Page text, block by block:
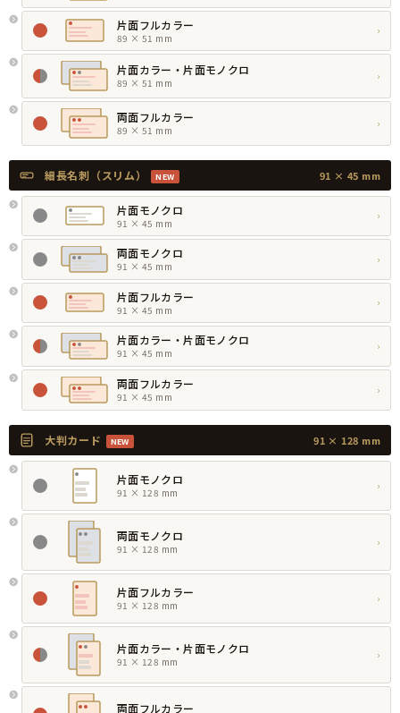
片面フルカラー
89 × 51 mm
›
片面カラー・片面モノクロ
89 × 51 mm
›
両面フルカラー
89 × 51 mm
›
細長名刺（スリム） NEW 91 × 45 mm
片面モノクロ
91 × 45 mm
›
両面モノクロ
91 × 45 mm
›
片面フルカラー
91 × 45 mm
›
片面カラー・片面モノクロ
91 × 45 mm
›
両面フルカラー
91 × 45 mm
›
大判カード NEW 91 × 128 mm
片面モノクロ
91 × 128 mm
›
両面モノクロ
91 × 128 mm
›
片面フルカラー
91 × 128 mm
›
片面カラー・片面モノクロ
91 × 128 mm
›
両面フルカラー